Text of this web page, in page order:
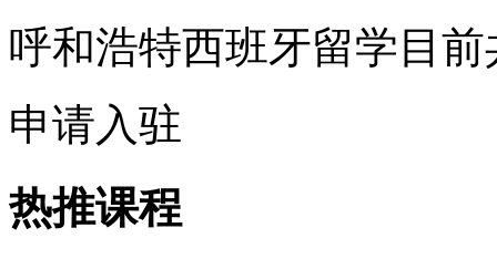
呼和浩特西班牙留学目
申请入驻
热推课程